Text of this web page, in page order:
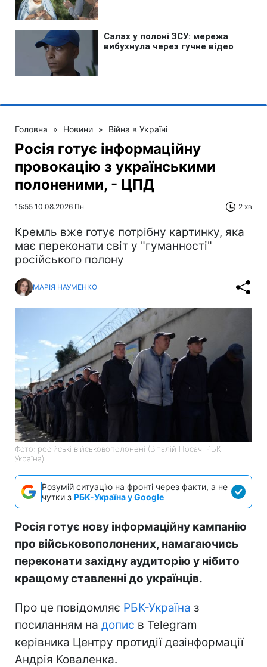
Головна » Новини » Війна в Україні
Росія готує інформаційну
провокацію з українськими
полоненими, - ЦПД
15:55 10.08.2026 Пн 2 хв
Кремль вже готує потрібну картинку, яка
має переконати світ у "гуманності"
російського полону
МАРІЯ НАУМЕНКО
Фото: російські військовополонені (Віталій Носач, РБК-
Україна)
Розумій ситуацію на фронті через факти, а не
чутки з РБК-Україна у Google
Росія готує нову інформаційну кампанію
про військовополонених, намагаючись
переконати західну аудиторію у нібито
кращому ставленні до українців.
Про це повідомляє РБК-Україна з
посиланням на допис в Telegram
керівника Центру протидії дезінформації
Андрія Коваленка.